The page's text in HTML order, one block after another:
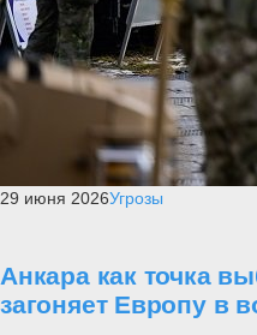
29 июня 2026Угрозы
Анкара как точка
загоняет Европу в